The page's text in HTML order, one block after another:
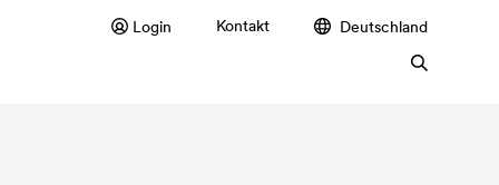
Login Kontakt Deutschland